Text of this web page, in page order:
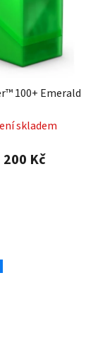
100+ Emerald
skladem
200 Kč